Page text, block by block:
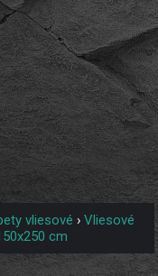
vliesové ›Vliesové
cm